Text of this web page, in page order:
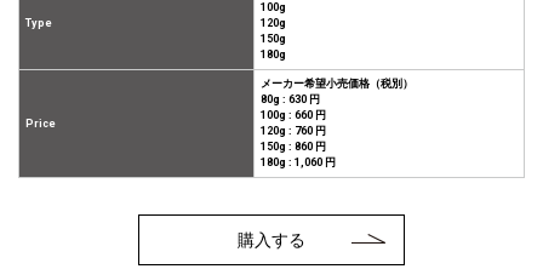
Type
100g
120g
150g
180g
Price
メーカー希望小売価格（税別）
80g : 630 円
100g : 660 円
120g : 760 円
150g : 860 円
180g : 1,060 円
購入する